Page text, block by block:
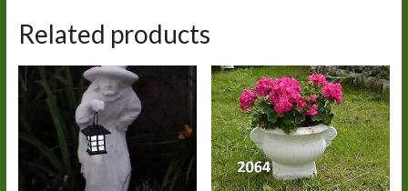
Related products